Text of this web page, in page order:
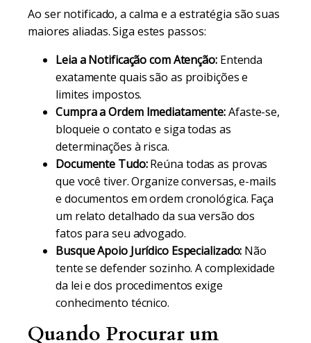
Ao ser notificado, a calma e a estratégia são suas
maiores aliadas. Siga estes passos:
Leia a Notificação com Atenção:Entenda
exatamente quais são as proibições e
limites impostos.
Cumpra a Ordem Imediatamente:Afaste-se,
bloqueie o contato e siga todas as
determinações à risca.
Documente Tudo:Reúna todas as provas
que você tiver. Organize conversas, e-mails
e documentos em ordem cronológica. Faça
um relato detalhado da sua versão dos
fatos para seu advogado.
Busque Apoio Jurídico Especializado: Não
tente se defender sozinho. A complexidade
da lei e dos procedimentos exige
conhecimento técnico.
Quando Procurar um